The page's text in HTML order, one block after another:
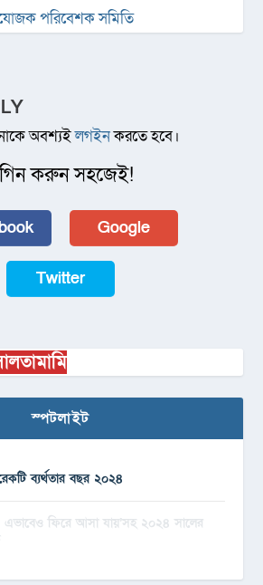
পরিবেশক সমিতি
অবশ্যইলগইনকরতে হবে।
করুন সহজেই!
Google
Twitter
স্পটলাইট
ব্যর্থতার বছর ২০২৪
ফিরে আসা যায়’সহ ২০২৪ সালের